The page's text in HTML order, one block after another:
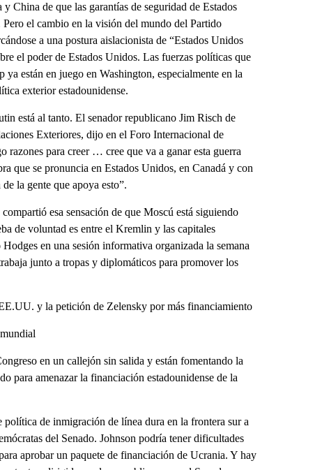
China de que las garantías de seguridad de Estados
el cambio en la visión del mundo del Partido
a una postura aislacionista de “Estados Unidos
el poder de Estados Unidos. Las fuerzas políticas que
están en juego en Washington, especialmente en la
exterior estadounidense.
está al tanto. El senador republicano Jim Risch de
Exteriores, dijo en el Foro Internacional de
para creer … cree que va a ganar esta guerra
que se pronuncia en Estados Unidos, en Canadá y con
la gente que apoya esto”.
esa sensación de que Moscú está siguiendo
de voluntad es entre el Kremlin y las capitales
en una sesión informativa organizada la semana
junto a tropas y diplomáticos para promover los
y la petición de Zelensky por más financiamiento
en un callejón sin salida y están fomentando la
para amenazar la financiación estadounidense de la
de inmigración de línea dura en la frontera sur a
del Senado. Johnson podría tener dificultades
aprobar un paquete de financiación de Ucrania. Y hay